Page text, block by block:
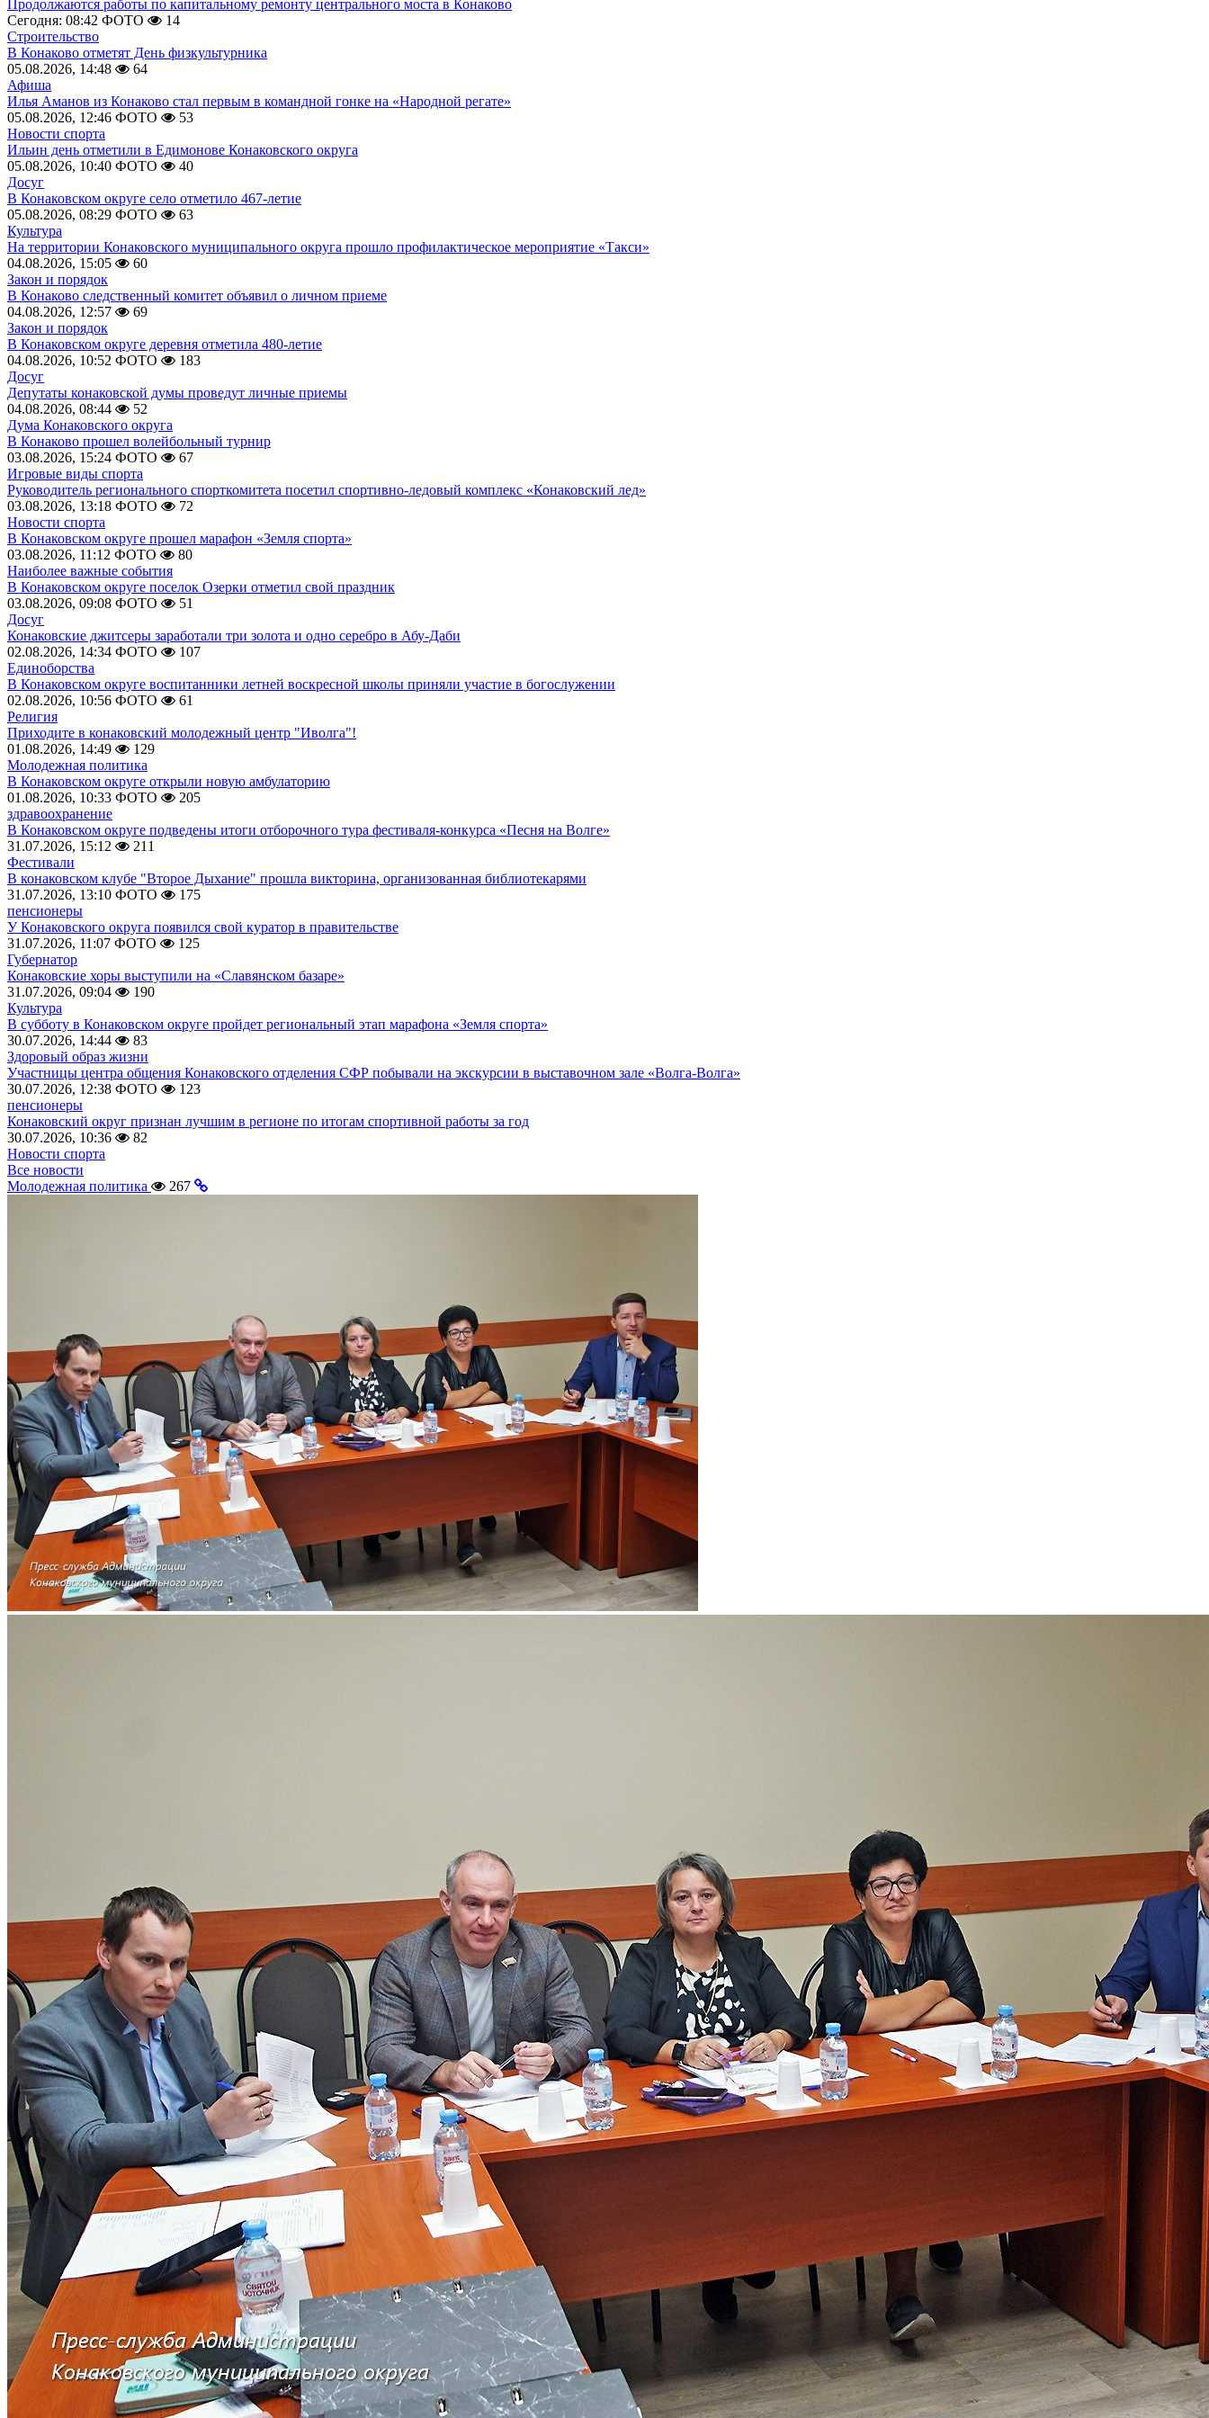
Продолжаются работы по капитальному ремонту центрального моста в Конаково
Сегодня: 08:42 ФОТО
14
Строительство
В Конаково отметят День физкультурника
05.08.2026, 14:48
64
Афиша
Илья Аманов из Конаково стал первым в командной гонке на «Народной регате»
05.08.2026, 12:46 ФОТО
53
Новости спорта
Ильин день отметили в Едимонове Конаковского округа
05.08.2026, 10:40 ФОТО
40
Досуг
В Конаковском округе село отметило 467-летие
05.08.2026, 08:29 ФОТО
63
Культура
На территории Конаковского муниципального округа прошло профилактическое мероприятие «Такси»
04.08.2026, 15:05
60
Закон и порядок
В Конаково следственный комитет объявил о личном приеме
04.08.2026, 12:57
69
Закон и порядок
В Конаковском округе деревня отметила 480-летие
04.08.2026, 10:52 ФОТО
183
Досуг
Депутаты конаковской думы проведут личные приемы
04.08.2026, 08:44
52
Дума Конаковского округа
В Конаково прошел волейбольный турнир
03.08.2026, 15:24 ФОТО
67
Игровые виды спорта
Руководитель регионального спорткомитета посетил спортивно-ледовый комплекс «Конаковский лед»
03.08.2026, 13:18 ФОТО
72
Новости спорта
В Конаковском округе прошел марафон «Земля спорта»
03.08.2026, 11:12 ФОТО
80
Наиболее важные события
В Конаковском округе поселок Озерки отметил свой праздник
03.08.2026, 09:08 ФОТО
51
Досуг
Конаковские джитсеры заработали три золота и одно серебро в Абу-Даби
02.08.2026, 14:34 ФОТО
107
Единоборства
В Конаковском округе воспитанники летней воскресной школы приняли участие в богослужении
02.08.2026, 10:56 ФОТО
61
Религия
Приходите в конаковский молодежный центр "Иволга"!
01.08.2026, 14:49
129
Молодежная политика
В Конаковском округе открыли новую амбулаторию
01.08.2026, 10:33 ФОТО
205
здравоохранение
В Конаковском округе подведены итоги отборочного тура фестиваля-конкурса «Песня на Волге»
31.07.2026, 15:12
211
Фестивали
В конаковском клубе "Второе Дыхание" прошла викторина, организованная библиотекарями
31.07.2026, 13:10 ФОТО
175
пенсионеры
У Конаковского округа появился свой куратор в правительстве
31.07.2026, 11:07 ФОТО
125
Губернатор
Конаковские хоры выступили на «Славянском базаре»
31.07.2026, 09:04
190
Культура
В субботу в Конаковском округе пройдет региональный этап марафона «Земля спорта»
30.07.2026, 14:44
83
Здоровый образ жизни
Участницы центра общения Конаковского отделения СФР побывали на экскурсии в выставочном зале «Волга-Волга»
30.07.2026, 12:38 ФОТО
123
пенсионеры
Конаковский округ признан лучшим в регионе по итогам спортивной работы за год
30.07.2026, 10:36
82
Новости спорта
Все новости
Молодежная политика
267